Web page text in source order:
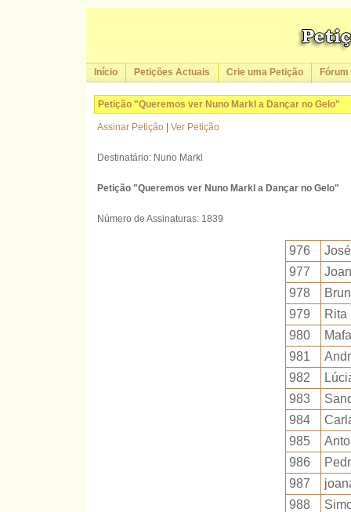
Início Petições Actuais Crie uma Petição Fórum
Petição "Queremos ver Nuno Markl a Dançar no Gelo"
Assinar Petição Ver Petição
Destinatário: Nuno Markl
Petição "Queremos ver Nuno Markl a Dançar no Gelo"
Número de Assinaturas: 1839
976
977
978
979
Rita
980
981
982
983
984
985
986
987
988